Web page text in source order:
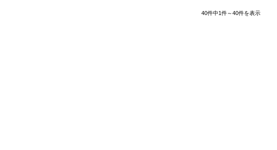
40件中1件～40件を表示